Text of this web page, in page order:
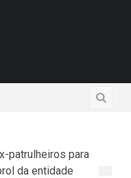
patrulheiros para
da entidade